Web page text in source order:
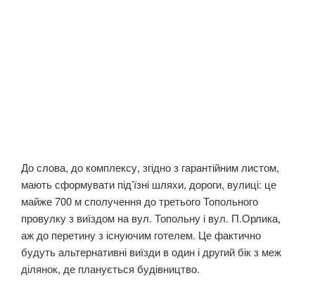
До слова, до комплексу, згідно з гарантійним листом,
мають сформувати під’їзні шляхи, дороги, вулиці: це
майже 700 м сполучення до третього Топольного
провулку з виїздом на вул. Топольну і вул. П.Орлика,
аж до перетину з існуючим готелем. Це фактично
будуть альтернативні виїзди в один і другий бік з меж
ділянок, де планується будівництво.